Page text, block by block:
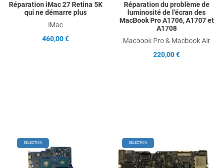
Réparation iMac 27 Retina 5K
qui ne démarre plus
iMac
460,00 €
Réparation du problème de
luminosité de l’écran des
MacBook Pro A1706, A1707 et
A1708
Macbook Pro & Macbook Air
220,00 €
SÉLECTION Add to Wishlist
Add to Compare
SÉLECTION